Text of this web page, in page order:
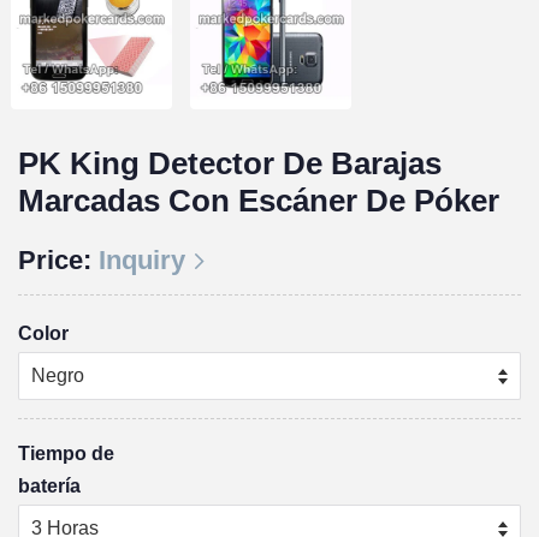
PK King Detector De Barajas
Marcadas Con Escáner De Póker
Price: Inquiry
Color
Tiempo de
batería